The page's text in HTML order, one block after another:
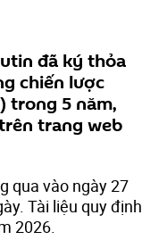
đã ký thỏa
chiến lược
trong 5 năm,
trang web
qua vào ngày 27
Tài liệu quy định
2026.